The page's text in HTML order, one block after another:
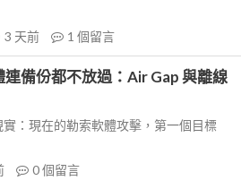
3 天前 1 個留言
備份都不放過：Air Gap 與離線
：現在的勒索軟體攻擊，第一個目標
0個留言